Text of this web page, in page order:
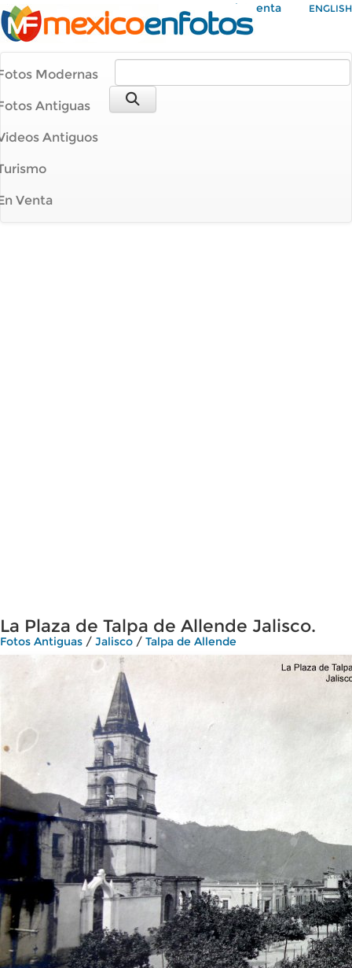
Mi Cuenta ENGLISH
Modernas
Antiguas
Antiguos
Venta
La Plaza de Talpa de Allende Jalisco.
Fotos Antiguas / Jalisco / Talpa de Allende